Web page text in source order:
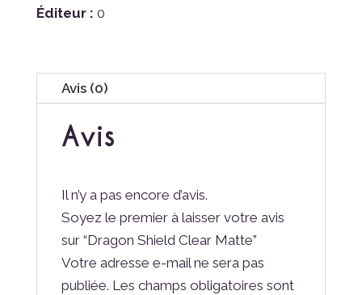
Éditeur : 0
Avis (0)
Avis
Il n’y a pas encore d’avis.
Soyez le premier à laisser votre avis
sur “Dragon Shield Clear Matte”
Votre adresse e-mail ne sera pas
publiée. Les champs obligatoires sont